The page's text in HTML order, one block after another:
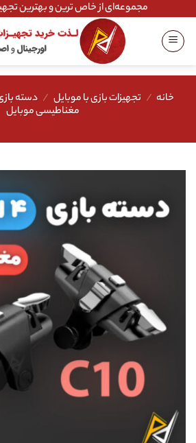
content
مجموعه‌ای از خاص ترین و بهترین
خانه / تجهیزات بازی با موبایل / دسته
مغناطیسی موبایل